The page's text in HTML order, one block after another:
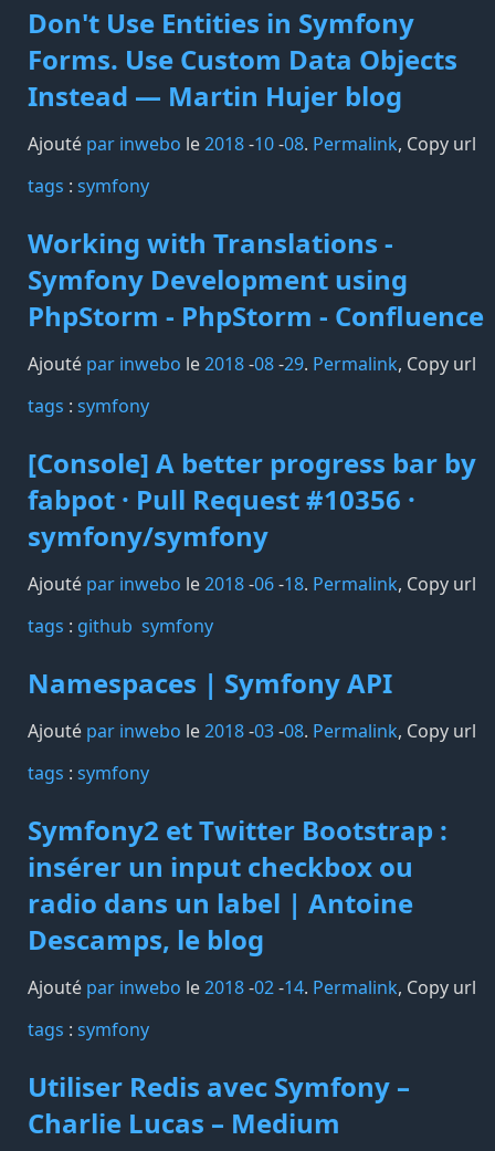
Don't Use Entities in Symfony
Forms. Use Custom Data Objects
Instead — Martin Hujer blog
Ajouté par inwebo le2018-10-08. Permalink, Copy url
tags️ : symfony
Working with Translations -
Symfony Development using
PhpStorm - PhpStorm - Confluence
Ajouté par inwebo le2018-08-29. Permalink, Copy url
tags️ : symfony
[Console] A better progress bar by
fabpot · Pull Request #10356 ·
symfony/symfony
Ajouté par inwebo le2018-06-18. Permalink, Copy url
tags️ : github symfony
Namespaces | Symfony API
Ajouté par inwebo le2018-03-08. Permalink, Copy url
tags️ : symfony
Symfony2 et Twitter Bootstrap :
insérer un input checkbox ou
radio dans un label | Antoine
Descamps, le blog
Ajouté par inwebo le2018-02-14. Permalink, Copy url
tags️ : symfony
Utiliser Redis avec Symfony –
Charlie Lucas – Medium